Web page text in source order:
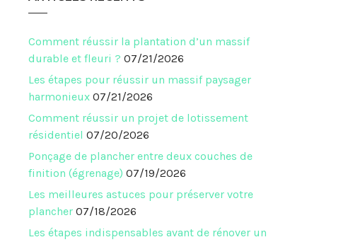
Comment réussir la plantation d’un massif
durable et fleuri ? 07/21/2026
Les étapes pour réussir un massif paysager
harmonieux 07/21/2026
Comment réussir un projet de lotissement
résidentiel 07/20/2026
Ponçage de plancher entre deux couches de
finition (égrenage) 07/19/2026
Les meilleures astuces pour préserver votre
plancher 07/18/2026
Les étapes indispensables avant de rénover un